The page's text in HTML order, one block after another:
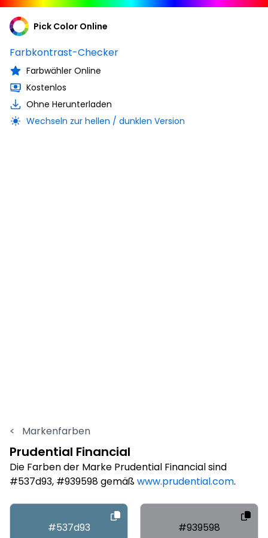
Pick Color Online
Farbkontrast-Checker
Farbwähler Online
Kostenlos
Ohne Herunterladen
Wechseln zur hellen / dunklen Version
< Markenfarben
Prudential Financial
Die Farben der Marke Prudential Financial sind
#537d93, #939598 gemäßwww.prudential.com.
#537d93 #939598